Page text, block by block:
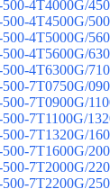
4T4000G/
4T4500G/
4T5000G/
4T5600G/
4T6300G/
7T0750G/
7T0900G/
7T1100G/
7T1320G/
7T1600G/
7T2000G/
7T2200G/